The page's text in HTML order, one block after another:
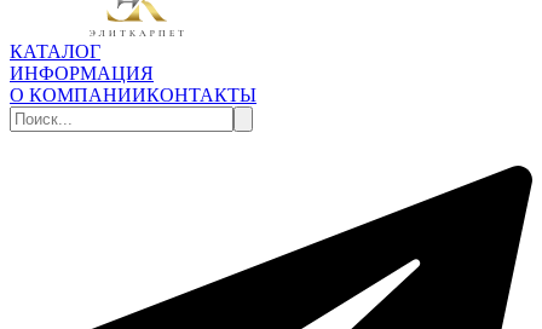
КАТАЛОГ
ИНФОРМАЦИЯ
О КОМПАНИИКОНТАКТЫ